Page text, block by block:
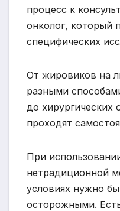
процесс к
онколог, который
специфических
От жировиков на
разными
до хирургических
проходят
При
нетрадиционной
условиях нужно
осторожными.